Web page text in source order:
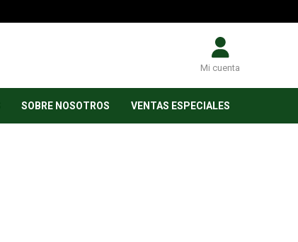
Mi cuenta
SOBRE NOSOTROS VENTAS ESPECIALES